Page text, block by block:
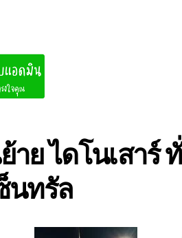
ย ไดโนเสาร์
นทรัล